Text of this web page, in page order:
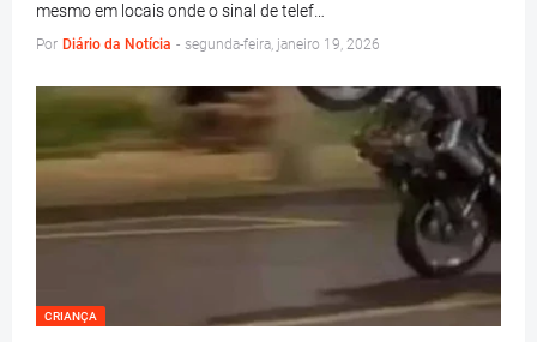
mesmo em locais onde o sinal de telef…
Por Diário da Notícia - segunda-feira, janeiro 19, 2026
CRIANÇA